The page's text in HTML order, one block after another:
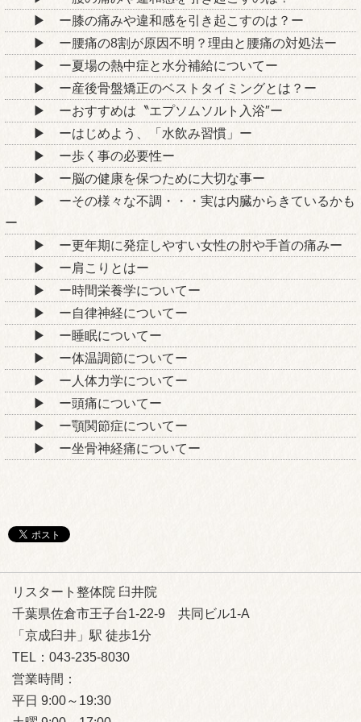
ー膝の痛みや違和感を引き起こすのは？ー
ー腰痛の8割が原因不明？理由と腰痛の対処法ー
ー夏場の熱中症と水分補給についてー
ー産後骨盤矯正のベストタイミングとは？ー
ーおすすめは〝エプソムソルト入浴″ー
ーはじめよう、「水飲み習慣」ー
ー歩く事の必要性ー
ー脳の健康を保つために大切な事ー
ーその様々な不調・・・実は内臓からきているかも
ー
ー更年期に発症しやすい女性の肘や手首の痛みー
ー肩こりとはー
ー時間栄養学についてー
ー自律神経についてー
ー睡眠についてー
ー体温調節についてー
ー人体力学についてー
ー頭痛についてー
ー顎関節症についてー
ー坐骨神経痛についてー
リスタート整体院 臼井院
千葉県佐倉市王子台1-22-9 共同ビル1-A
「京成臼井」駅 徒歩1分
TEL：043-235-8030
営業時間：
平日 9:00～19:30